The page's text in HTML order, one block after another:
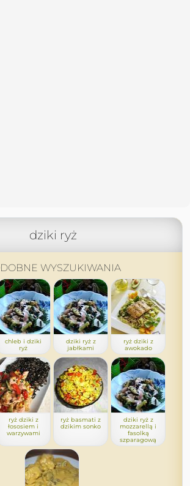
dziki ryż
WYSZUKIWANIA
chleb i dziki
ryż
dziki ryż z
jabłkami
ryż dziki z
awokado
ryż dziki z
łososiem i
warzywami
ryż basmati z
dzikim sonko
dziki ryż z
mozzarellą i
fasolką
szparagową